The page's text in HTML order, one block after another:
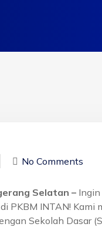
No Comments
Selatan –
PKBM INTAN! Kami
Sekolah Dasar